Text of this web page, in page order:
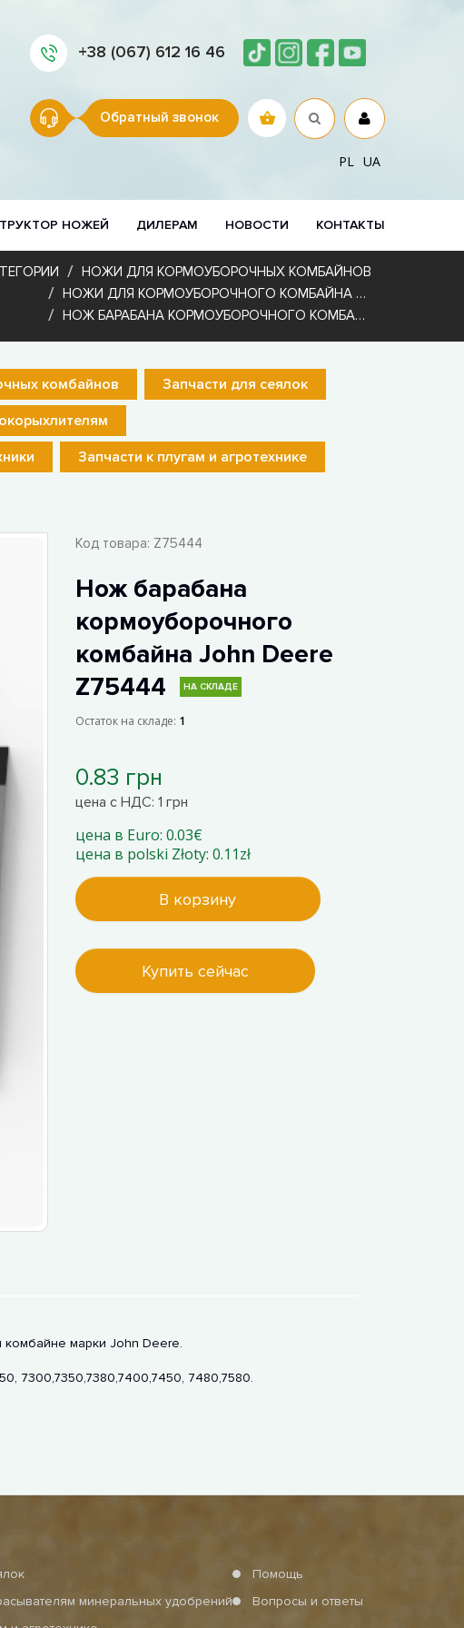
+38 (067) 612 16 46
Обратный звонок
PL UA
НОЖЕЙ ДИЛЕРАМ НОВОСТИ КОНТАКТЫ
НОЖИ ДЛЯ КОРМОУБОРОЧНЫХ КОМБАЙНОВ
НОЖИ ДЛЯ КОРМОУБОРОЧНОГО КОМБАЙНА JOHN DEERE
НОЖ БАРАБАНА КОРМОУБОРОЧНОГО КОМБАЙНА JOHN DEERE Z75444
комбайнов
Запчасти для сеялок
Запчасти к плугам и агротехнике
Код товара: Z75444
Нож барабана
кормоуборочного
комбайна John Deere
Z75444
НА СКЛАДЕ
Остаток на складе: 1
0.83 грн
цена с НДС: 1 грн
цена в Euro: 0.03€
цена в polski Złoty: 0.11zł
В корзину
Купить сейчас
комбайне марки John Deere.
7300,7350,7380,7400,7450, 7480,7580.
минеральных удобрений
Помощь
Вопросы и ответы